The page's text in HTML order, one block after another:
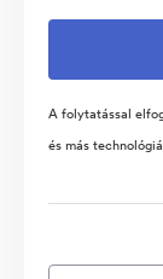
A folytatással
és más